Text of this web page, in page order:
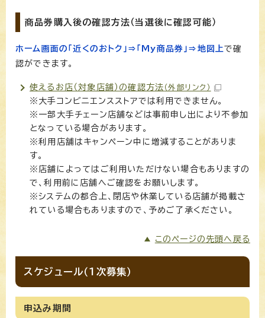
商品券購入後の確認方法（当選後に確認可能）
ホーム画面の「近くのおトク」⇒「My商品券」⇒地図上で確
認ができます。
使えるお店（対象店舗）の確認方法 （外部リンク）
※大手コンビニエンスストアでは利用できません。
※一部大手チェーン店舗などは事前申し出により不参加
となっている場合があります。
※利用店舗はキャンペーン中に増減することがありま
す。
※店舗によってはご利用いただけない場合もありますの
で、利用前に店舗へご確認をお願いします。
※システムの都合上、閉店や休業している店舗が掲載さ
れている場合もありますので、予めご了承ください。
このページの先頭へ戻る
スケジュール（1次募集）
申込み期間